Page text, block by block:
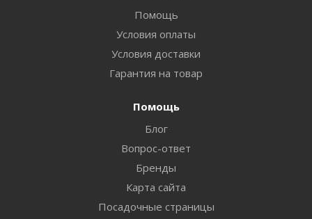
Помощь
Условия оплаты
Условия доставки
Гарантия на товар
Помощь
Блог
Вопрос-ответ
Бренды
Карта сайта
Посадочные страницы